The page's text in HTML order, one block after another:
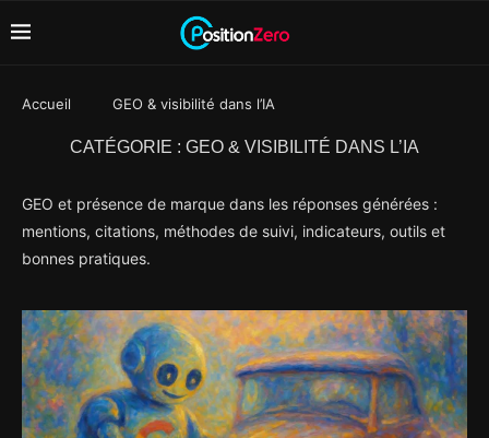
Accueil GEO & visibilité dans l’IA
CATÉGORIE : GEO & VISIBILITÉ DANS L’IA
GEO et présence de marque dans les réponses générées :
mentions, citations, méthodes de suivi, indicateurs, outils et
bonnes pratiques.